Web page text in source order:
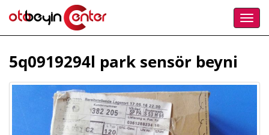
5q0919294l park sensör beyni